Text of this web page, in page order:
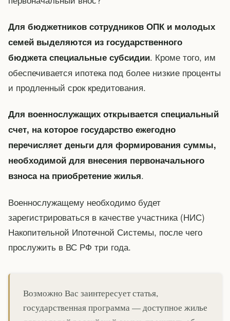
Для бюджетников сотрудников ОПК и молодых
семей выделяются из государственного
бюджета специальные субсидии. Кроме того, им
обеспечивается ипотека под более низкие проценты
и продленный срок кредитования.
Для военнослужащих открывается специальный
счет, на которое государство ежегодно
перечисляет деньги для формирования суммы,
необходимой для внесения первоначального
взноса на приобретение жилья.
Военнослужащему необходимо будет
зарегистрироваться в качестве участника (НИС)
Накопительной Ипотечной Системы, после чего
прослужить в ВС РФ три года.
Возможно Вас заинтересует статья,
государственная программа — доступное жилье